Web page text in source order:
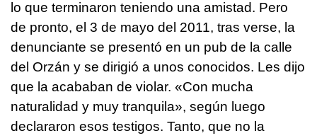
lo que terminaron teniendo una amistad. Pero
de pronto, el 3 de mayo del 2011, tras verse, la
denunciante se presentó en un pub de la calle
del Orzán y se dirigió a unos conocidos. Les dijo
que la acababan de violar. «Con mucha
naturalidad y muy tranquila», según luego
declararon esos testigos. Tanto, que no la